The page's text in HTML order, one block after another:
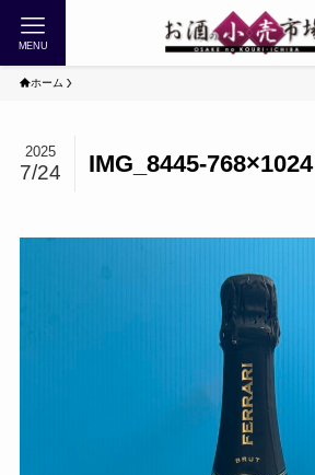
MENU
ホーム
IMG_8445-768×1024
2025
7/24